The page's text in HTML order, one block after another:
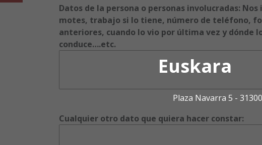
Euskara
Plaza Navarra 5 -
Datos de la persona o personas involucradas:
motes, trabajo si lo tiene, número de teléfono,
anteriores, cuando lo vio por última vez y dónde
conduce….etc.
Cualquier otro dato que quiera hacer constar: